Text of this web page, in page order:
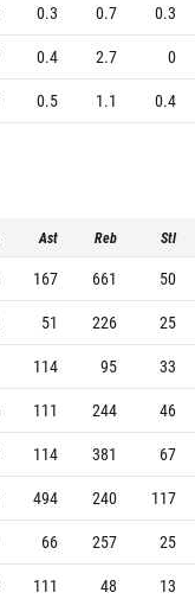
0.3 0.7
0.3
0.4 2.7
0
0.5 1.1 0.4
Ast Reb Stl
167 661
50
51 226
25
114 95
33
111 244
46
114 381
67
494 240
117
66 257
25
111 48
13